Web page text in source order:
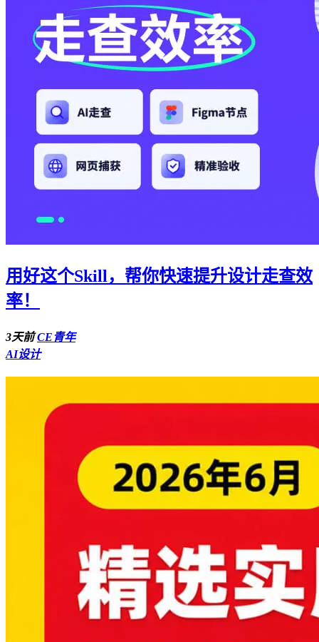
用好这个Skill，帮你快速提升设计走查效
率！
3天前CE青年
AI设计